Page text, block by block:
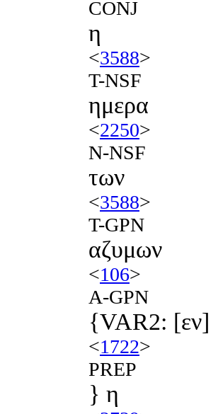
CONJ
η
<3588>
T-NSF
ημερα
<2250>
N-NSF
των
<3588>
T-GPN
αζυμων
<106>
A-GPN
{VAR2: [εν]
<1722>
PREP
} η